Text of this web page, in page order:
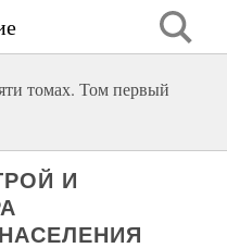
томах. Том первый
И